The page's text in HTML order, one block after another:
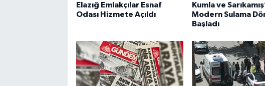
Elazığ Emlakçılar Esnaf
Odası Hizmete Açıldı
Kumla ve
Modern Sulama
Başladı